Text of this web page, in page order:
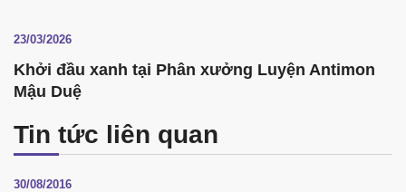
23/03/2026
Khởi đầu xanh tại Phân xưởng Luyện Antimon
Mậu Duệ
Tin tức liên quan
30/08/2016